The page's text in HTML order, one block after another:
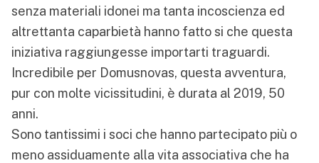
senza materiali idonei ma tanta incoscienza ed
altrettanta caparbietà hanno fatto si che questa
iniziativa raggiungesse importarti traguardi.
Incredibile per Domusnovas, questa avventura,
pur con molte vicissitudini, è durata al 2019, 50
anni.
Sono tantissimi i soci che hanno partecipato più o
meno assiduamente alla vita associativa che ha